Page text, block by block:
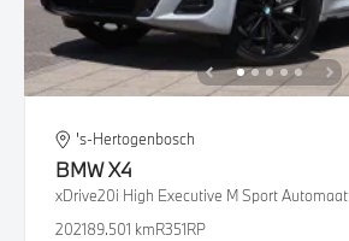
's-Hertogenbosch
BMWX4
xDrive20i High Executive M Sport Automaat
202189.501 kmR351RP